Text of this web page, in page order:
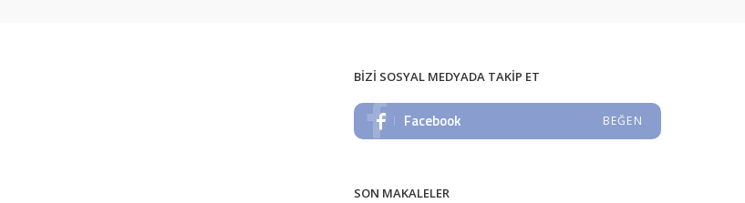
BIZI SOSYAL MEDYADA TAKIP ET
Facebook BEĞEN
SON MAKALELER